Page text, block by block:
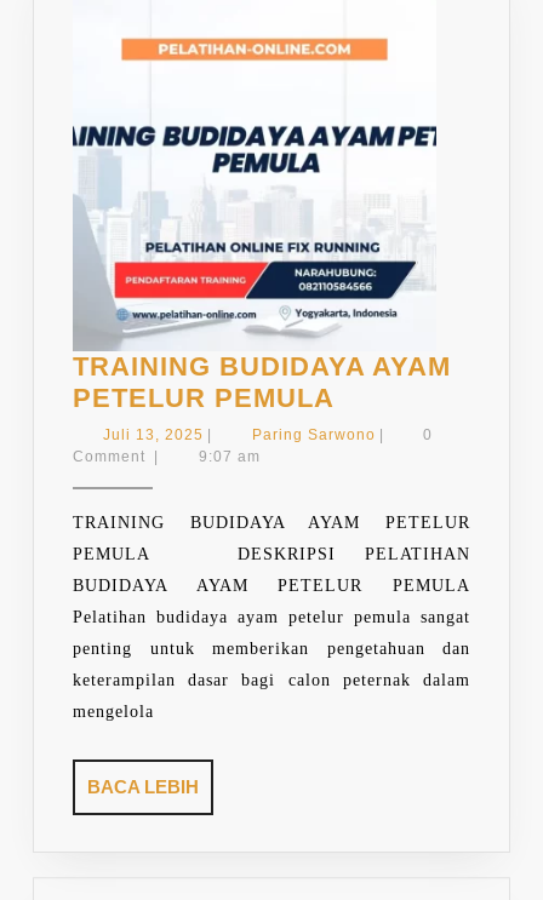
TRAINING BUDIDAYA AYAM
PETELUR PEMULA
BUDIDAYA
PEMULA
Juli 13, 2025 Juli
13,
Paring SarwonoParing0
Comment
9:07 am
TRAINING BUDIDAYA AYAM PETELUR
PEMULA DESKRIPSI PELATIHAN
BUDIDAYA AYAM PETELUR PEMULA
Pelatihan budidaya ayam petelur pemula sangat
penting untuk memberikan pengetahuan dan
keterampilan dasar bagi calon peternak dalam
mengelola
BACA LEBIH
LEBIH